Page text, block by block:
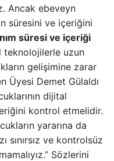
Ancak ebeveyn
süresini ve içeriğini
süresi ve içeriği
teknolojilerle uzun
gelişimine zarar
Üyesi Demet Gülaldı
dijital
kontrol etmelidir.
yararına da
sınırsız ve kontrolsüz
Sözlerini